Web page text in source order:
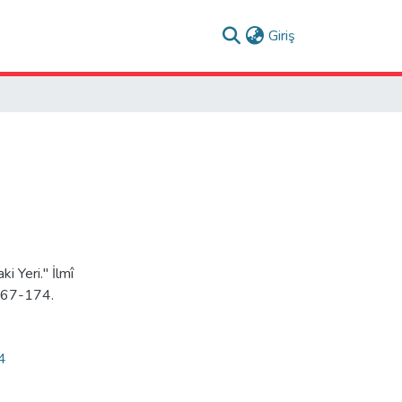
Giriş
Yeri." İlmî
174.